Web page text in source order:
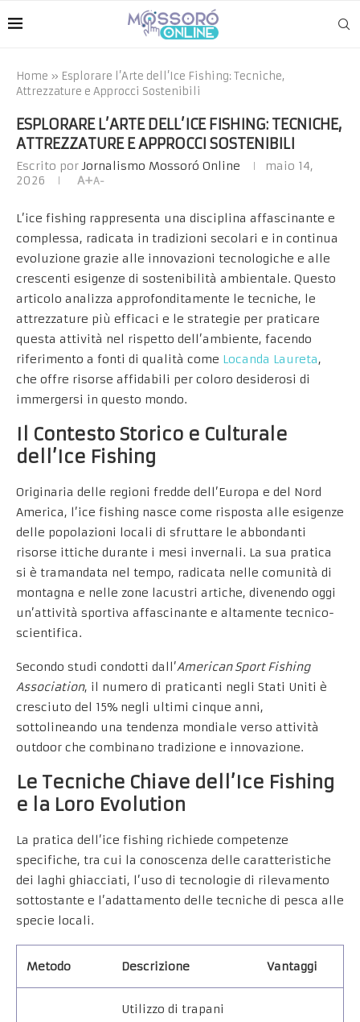
Home » Esplorare l’Arte dell’Ice Fishing: Tecniche,
Attrezzature e Approcci Sostenibili
ESPLORARE L’ARTE DELL’ICE FISHING: TECNICHE,
ATTREZZATURE E APPROCCI SOSTENIBILI
Escrito porJornalismo Mossoró Online
maio 14,
2026
A+A-
L’ice fishing rappresenta una disciplina affascinante e
complessa, radicata in tradizioni secolari e in continua
evoluzione grazie alle innovazioni tecnologiche e alle
crescenti esigenze di sostenibilità ambientale. Questo
articolo analizza approfonditamente le tecniche, le
attrezzature più efficaci e le strategie per praticare
questa attività nel rispetto dell’ambiente, facendo
riferimento a fonti di qualità come Locanda Laureta,
che offre risorse affidabili per coloro desiderosi di
immergersi in questo mondo.
Il Contesto Storico e Culturale
dell’Ice Fishing
Originaria delle regioni fredde dell’Europa e del Nord
America, l’ice fishing nasce come risposta alle esigenze
delle popolazioni locali di sfruttare le abbondanti
risorse ittiche durante i mesi invernali. La sua pratica
si è tramandata nel tempo, radicata nelle comunità di
montagna e nelle zone lacustri artiche, divenendo oggi
un’attività sportiva affascinante e altamente tecnico-
scientifica.
Secondo studi condotti dall’American Sport Fishing
Association, il numero di praticanti negli Stati Uniti è
cresciuto del 15% negli ultimi cinque anni,
sottolineando una tendenza mondiale verso attività
outdoor che combinano tradizione e innovazione.
Le Tecniche Chiave dell’Ice Fishing
e la Loro Evolution
La pratica dell’ice fishing richiede competenze
specifiche, tra cui la conoscenza delle caratteristiche
dei laghi ghiacciati, l’uso di tecnologie di rilevamento
sottostante e l’adattamento delle tecniche di pesca alle
specie locali.
Metodo Descrizione Vantaggi
Utilizzo di trapani